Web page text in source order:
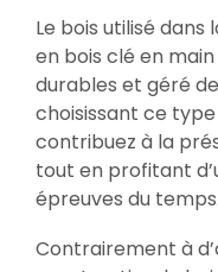
Le bois utilisé
en bois clé en
durables et géré
choisissant ce
contribuez à la
tout en profitant
épreuves du temps.
Contrairement à